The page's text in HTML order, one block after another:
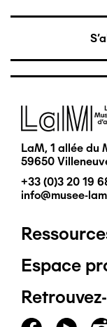
Image
LaM, 1 allée du
59650
+33 (0)3 20 19
info@musee-
Pied
de
page
Espace